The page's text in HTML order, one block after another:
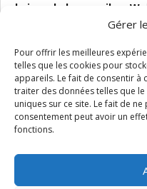
Gérer
Pour offrir les meilleures
telles que les cookies pour
appareils. Le fait de consentir à
traiter des données telles que
uniques sur ce site. Le fait de
consentement peut avoir un
fonctions.
de jour de bas seuil en
06 Juil 2026
Étude d’évaluabilité des
d’accompagnement à
01 Juil 2026
Pénurie du personnel
Wallonie ?